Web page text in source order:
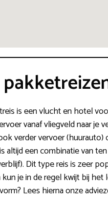
is een vlucht en hotel
vanaf vliegveld naar je
verder vervoer
altijd een combinatie van
Dit type reis is zeer
je in de regel kwijt bij
Lees hierna onze